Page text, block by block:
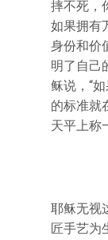
摔不死，
如果拥有
身份和价
明了自己
稣说，“
的标准就
天平上称
耶稣无视
匠手艺为